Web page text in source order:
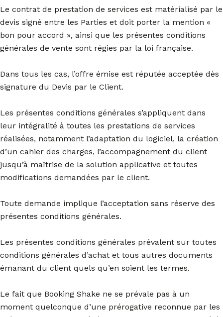
Le contrat de prestation de services est matérialisé par le
devis signé entre les Parties et doit porter la mention «
bon pour accord », ainsi que les présentes conditions
générales de vente sont régies par la loi française.
Dans tous les cas, l’offre émise est réputée acceptée dès
signature du Devis par le Client.
Les présentes conditions générales s’appliquent dans
leur intégralité à toutes les prestations de services
réalisées, notamment l’adaptation du logiciel, la création
d’un cahier des charges, l’accompagnement du client
jusqu’à maîtrise de la solution applicative et toutes
modifications demandées par le client.
Toute demande implique l’acceptation sans réserve des
présentes conditions générales.
Les présentes conditions générales prévalent sur toutes
conditions générales d’achat et tous autres documents
émanant du client quels qu’en soient les termes.
Le fait que Booking Shake ne se prévale pas à un
moment quelconque d’une prérogative reconnue par les